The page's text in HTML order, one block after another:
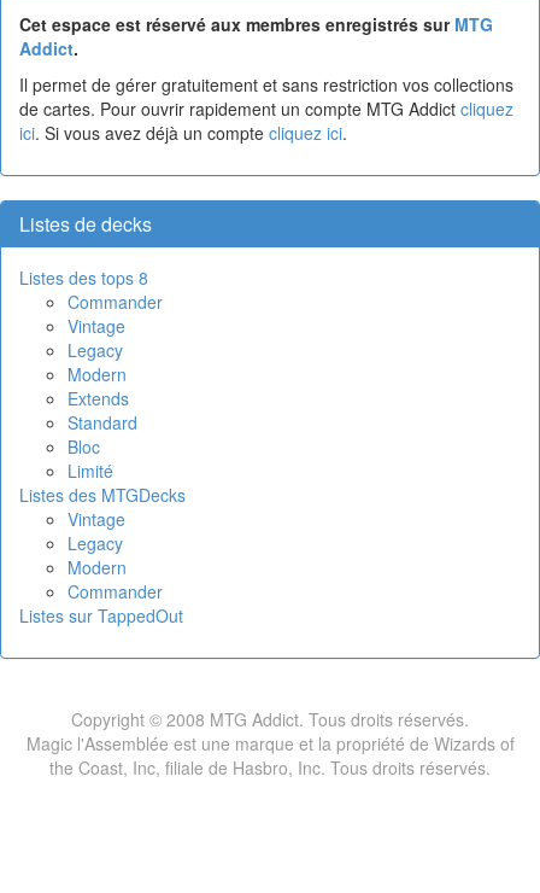
Cet espace est réservé aux membres enregistrés sur MTG
Addict.
Il permet de gérer gratuitement et sans restriction vos collections
de cartes. Pour ouvrir rapidement un compte MTG Addict cliquez
ici. Si vous avez déjà un compte cliquez ici.
Listes de decks
Listes des tops 8
Commander
Vintage
Legacy
Modern
Extends
Standard
Bloc
Limité
Listes des MTGDecks
Vintage
Legacy
Modern
Commander
Listes sur TappedOut
Copyright © 2008 MTG Addict. Tous droits réservés.
Magic l'Assemblée est une marque et la propriété de Wizards of
the Coast, Inc, filiale de Hasbro, Inc. Tous droits réservés.